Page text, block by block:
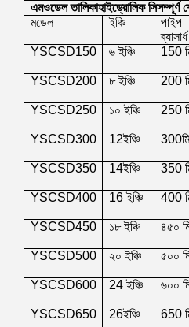
এমওডেল তালিকাহাইড্রোলিক সিসম্পূর্ণ
মডেল
ইঞ্চি
পাইপ
ব্যাসার্ধ
YSCSD150 ৬ ইঞ্চি 150
YSCSD200 ৮ ইঞ্চি 200
YSCSD250 ১০ ইঞ্চি 250
YSCSD300 12ইঞ্চি 300
YSCSD350 14ইঞ্চি 350
YSCSD400 16 ইঞ্চি 400
YSCSD450 ১৮ ইঞ্চি ৪৫০
YSCSD500
২০ ইঞ্চি ৫০০
YSCSD600 24 ইঞ্চি ৬০০
YSCSD650 26ইঞ্চি 650